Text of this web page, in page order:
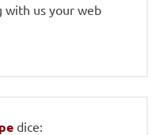
with us your web
dice: